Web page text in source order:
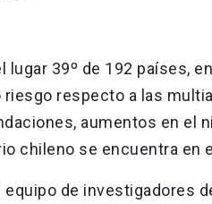
lugar 39º de 192 países, en
riesgo respecto a las
aumentos en el
chileno se encuentra en el
equipo de investigadores